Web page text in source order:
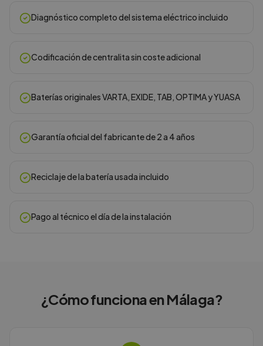
Diagnóstico completo del sistema eléctrico incluido
Codificación de centralita sin coste adicional
Baterías originales VARTA, EXIDE, TAB, OPTIMA y YUASA
Garantía oficial del fabricante de 2 a 4 años
Reciclaje de la batería usada incluido
Pago al técnico el día de la instalación
¿Cómo funciona enMálaga?